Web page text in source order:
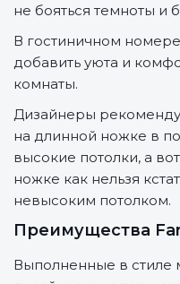
не бояться темноты и
В гостиничном
добавить уюта и
комнаты.
Дизайнеры
на длинной ножке в
высокие потолки, а
ножке как нельзя
невысоким потолком.
Преимущества
Выполненные в стиле